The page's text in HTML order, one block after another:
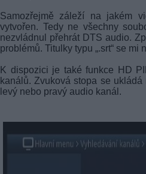
Samozřejmě záleží na jakém
vytvořen. Tedy ne všechny
nezvládnul přehrát DTS audio.
problémů. Titulky typu „.srt“ se
K dispozici je také funkce HD
kanálů. Zvuková stopa se
levý nebo pravý audio kanál.